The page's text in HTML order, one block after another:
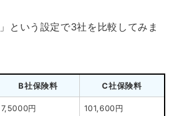
という設定で3社を比較してみま
B社保険料 C社保険料
7,5000円 101,600円